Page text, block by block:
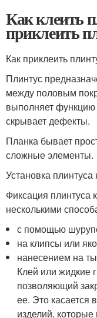
Как клеить
приклеить
Как приклеить
Плинтус
между половым
выполняет
скрывает дефекты.
Планка бывает
сложные элементы.
Установка
Фиксация плинтуса
несколькими
с помощью
на клипсы или
нанесением на
Клей или жидкие
позволяющий
ее. Это касается
изделий, которые